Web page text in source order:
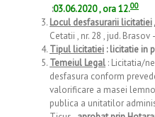
:03.06.2020 , ora 12.00
Locul desfasurarii licitatiei
Cetatii , nr. 28 , jud. Brasov
Tipul licitatiei : licitatie in
Temeiul Legal : Licitatia/
desfasura conform
valorificare a masei
publica a unitatilor